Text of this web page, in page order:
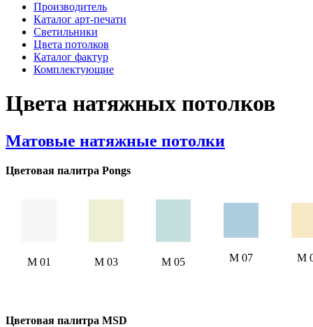
Производитель
Каталог арт-печати
Светильники
Цвета потолков
Каталог фактур
Комплектующие
Цвета натяжных потолков
Матовые натяжные потолки
Цветовая палитра Pongs
M 01 M 03 M 05 M 07 М
Цветовая палитра MSD